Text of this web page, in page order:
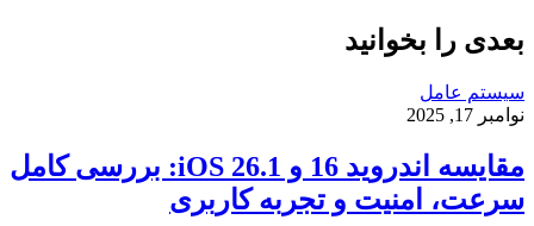
بعدی را بخوانید
سیستم عامل
نوامبر 17, 2025
مقایسه اندروید 16 و iOS 26.1: بررسی کامل
سرعت، امنیت و تجربه کاربری